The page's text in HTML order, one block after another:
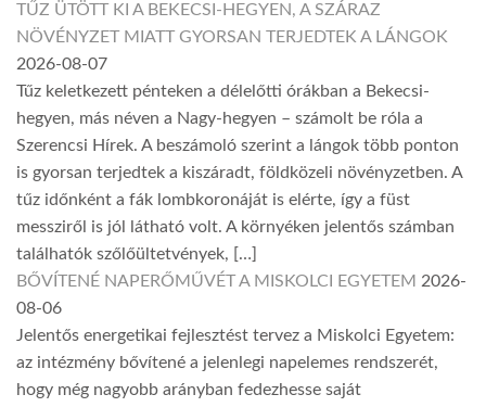
TŰZ ÜTÖTT KI A BEKECSI-HEGYEN, A SZÁRAZ
NÖVÉNYZET MIATT GYORSAN TERJEDTEK A LÁNGOK
2026-08-07
Tűz keletkezett pénteken a délelőtti órákban a Bekecsi-
hegyen, más néven a Nagy-hegyen – számolt be róla a
Szerencsi Hírek. A beszámoló szerint a lángok több ponton
is gyorsan terjedtek a kiszáradt, földközeli növényzetben. A
tűz időnként a fák lombkoronáját is elérte, így a füst
messziről is jól látható volt. A környéken jelentős számban
találhatók szőlőültetvények, […]
BŐVÍTENÉ NAPERŐMŰVÉT A MISKOLCI EGYETEM 2026-
08-06
Jelentős energetikai fejlesztést tervez a Miskolci Egyetem:
az intézmény bővítené a jelenlegi napelemes rendszerét,
hogy még nagyobb arányban fedezhesse saját